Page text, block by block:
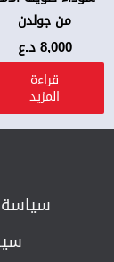
من جولدن
8,000د.ع
قراءة
المزيد
سياسة